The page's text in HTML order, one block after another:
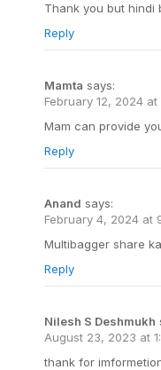
Thank you but hindi
Reply
Mamta says:
February 12, 2024 at
Mam can provide
Reply
Anand says:
February 4, 2024 at
Multibagger share
Reply
Nilesh S Deshmukh
August 23, 2023 at
thank for